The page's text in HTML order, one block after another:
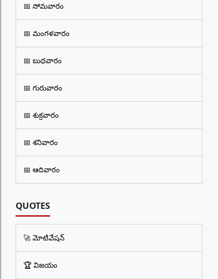
📅 సోమవారం
📅 మంగళవారం
📅 బుధవారం
📅 గురువారం
📅 శుక్రవారం
📅 శనివారం
📅 ఆదివారం
QUOTES
🚀 మోటివేషన్
🏆 విజయం